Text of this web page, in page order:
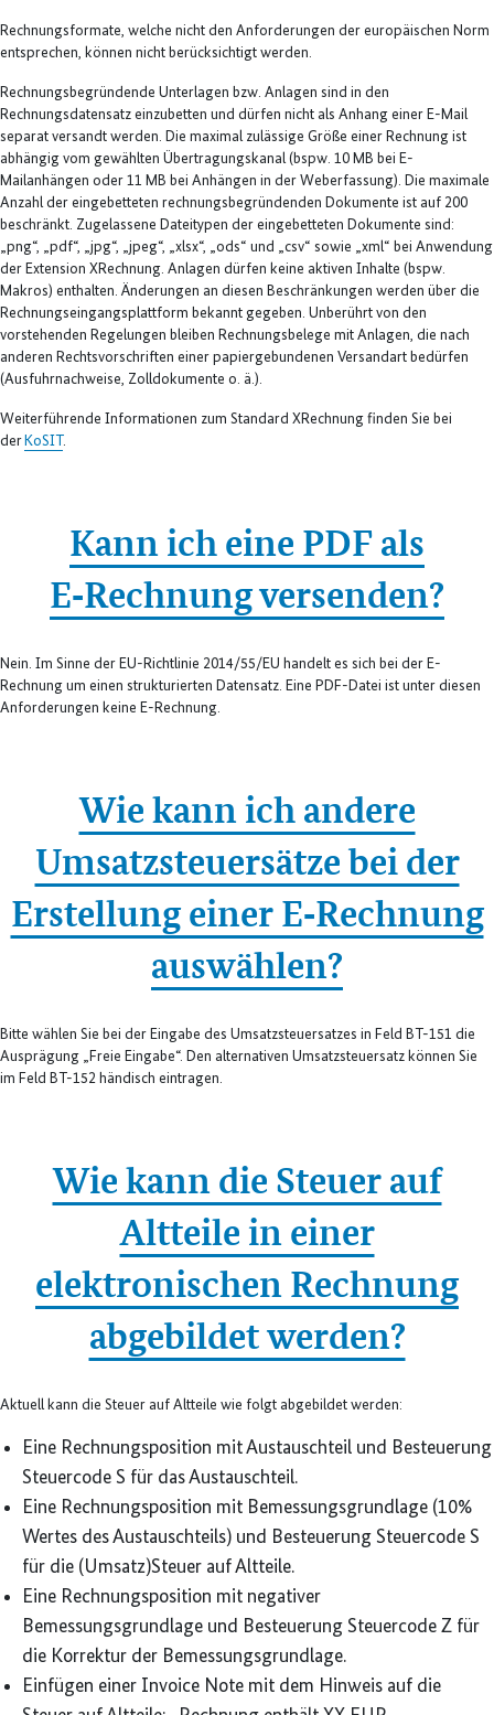
Rechnungsformate, welche nicht den Anforderungen der europäischen Norm
entsprechen, können nicht berücksichtigt werden.
Rechnungsbegründende Unterlagen bzw. Anlagen sind in den
Rechnungsdatensatz einzubetten und dürfen nicht als Anhang einer E-Mail
separat versandt werden. Die maximal zulässige Größe einer Rechnung ist
abhängig vom gewählten Übertragungskanal (bspw. 10 MB bei E-
Mailanhängen oder 11 MB bei Anhängen in der Weberfassung). Die maximale
Anzahl der eingebetteten rechnungsbegründenden Dokumente ist auf 200
beschränkt. Zugelassene Dateitypen der eingebetteten Dokumente sind:
„png“, „pdf“, „jpg“, „jpeg“, „xlsx“, „ods“ und „csv“ sowie „xml“ bei Anwendung
der Extension XRechnung. Anlagen dürfen keine aktiven Inhalte (bspw.
Makros) enthalten. Änderungen an diesen Beschränkungen werden über die
Rechnungseingangsplattform bekannt gegeben. Unberührt von den
vorstehenden Regelungen bleiben Rechnungsbelege mit Anlagen, die nach
anderen Rechtsvorschriften einer papiergebundenen Versandart bedürfen
(Ausfuhrnachweise, Zolldokumente o. ä.).
Weiterführende Informationen zum Standard XRechnung finden Sie bei
der KoSIT .
Kann ich eine PDF als
E‑Rechnung versenden?
Nein. Im Sinne der EU-Richtlinie 2014/55/EU handelt es sich bei der E-
Rechnung um einen strukturierten Datensatz. Eine PDF-Datei ist unter diesen
Anforderungen keine E-Rechnung.
Wie kann ich andere
Umsatzsteuersätze bei der
Erstellung einer E‑Rechnung
auswählen?
Bitte wählen Sie bei der Eingabe des Umsatzsteuersatzes in Feld BT-151 die
Ausprägung „Freie Eingabe“. Den alternativen Umsatzsteuersatz können Sie
im Feld BT-152 händisch eintragen.
Wie kann die Steuer auf
Altteile in einer
elektronischen Rechnung
abgebildet werden?
Aktuell kann die Steuer auf Altteile wie folgt abgebildet werden:
Eine Rechnungsposition mit Austauschteil und Besteuerung
Steuercode S für das Austauschteil.
Eine Rechnungsposition mit Bemessungsgrundlage (10%
Wertes des Austauschteils) und Besteuerung Steuercode S
für die (Umsatz)Steuer auf Altteile.
Eine Rechnungsposition mit negativer
Bemessungsgrundlage und Besteuerung Steuercode Z für
die Korrektur der Bemessungsgrundlage.
Einfügen einer Invoice Note mit dem Hinweis auf die